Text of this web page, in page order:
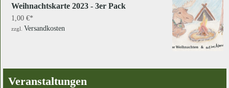
Weihnachtskarte 2023 - 3er Pack
1,00 €
zzgl. Versandkosten
Veranstaltungen